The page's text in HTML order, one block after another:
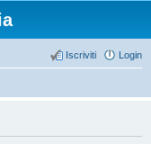
Login
Iscriviti